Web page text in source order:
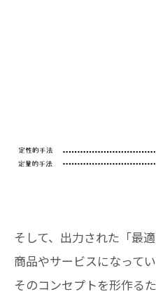
そして、出力された「最
商品やサービスになってい
そのコンセプトを形作る